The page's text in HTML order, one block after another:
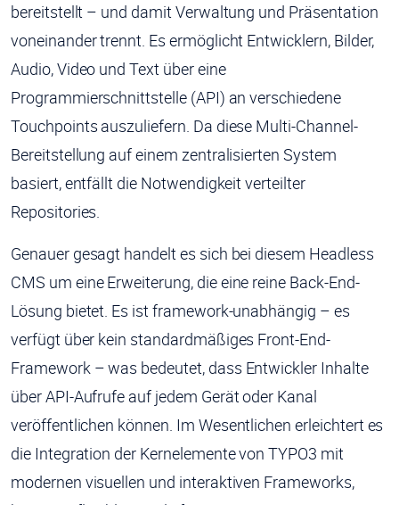
bereitstellt – und damit Verwaltung und Präsentation
voneinander trennt. Es ermöglicht Entwicklern, Bilder,
Audio, Video und Text über eine
Programmierschnittstelle (API) an verschiedene
Touchpoints auszuliefern. Da diese Multi-Channel-
Bereitstellung auf einem zentralisierten System
basiert, entfällt die Notwendigkeit verteilter
Repositories.
Genauer gesagt handelt es sich bei diesem Headless
CMS um eine Erweiterung, die eine reine Back-End-
Lösung bietet. Es ist framework-unabhängig – es
verfügt über kein standardmäßiges Front-End-
Framework – was bedeutet, dass Entwickler Inhalte
über API-Aufrufe auf jedem Gerät oder Kanal
veröffentlichen können. Im Wesentlichen erleichtert es
die Integration der Kernelemente von TYPO3 mit
modernen visuellen und interaktiven Frameworks,